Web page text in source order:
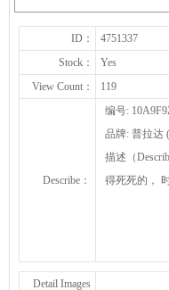
ID： 4751337
Stock：
Yes
View Count：
119
Describe：
编号:
品牌: 普拉达
描述（
得死死的，
Detail Images